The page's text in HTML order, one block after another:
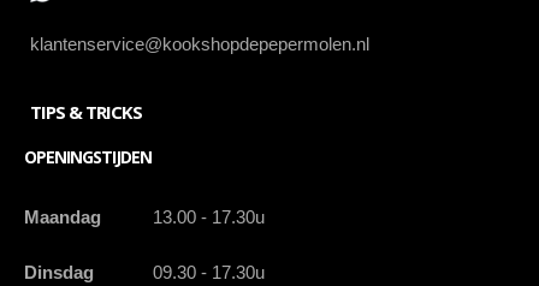
klantenservice@kookshopdepepermolen.nl
TIPS & TRICKS
OPENINGSTIJDEN
Maandag 13.00 - 17.30u
Dinsdag 09.30 - 17.30u